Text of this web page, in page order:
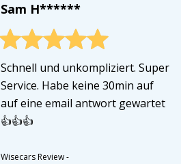
Sam H******
Schnell und unkompliziert. Super
Service. Habe keine 30min auf
auf eine email antwort gewartet
👍👍👍
Wisecars Review-